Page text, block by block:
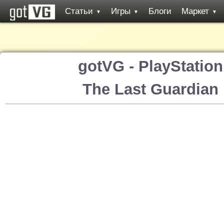
Статьи ▼ Игры ▼ Блоги Маркет ▼
gotVG -
The Last Guardian